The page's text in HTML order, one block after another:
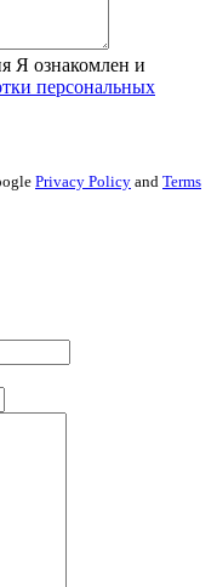
Я ознакомлен и
персональных
Privacy Policy and Terms